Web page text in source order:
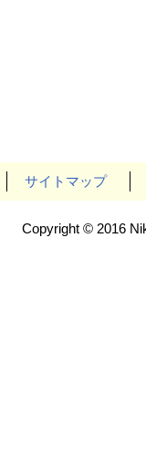
サイトマップ
Copyright © 2016